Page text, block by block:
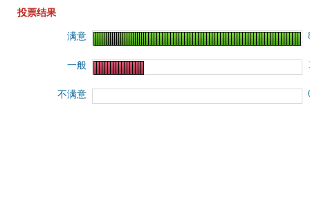
投票结果
满意
一般
不满意